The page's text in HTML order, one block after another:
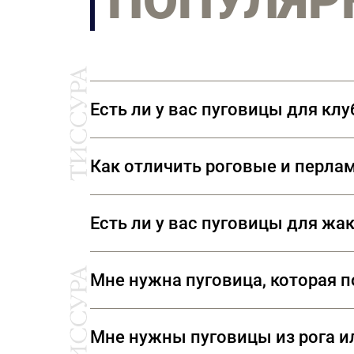
Есть ли у вас пуговицы для
символикой. Также вы можете
Как отличить роговые и
идеально идентичны. Натуральный
согреется. Перламутровые
Есть ли у вас пуговицы для
«Шанель», но и различную тесьму,
Мне нужна пуговица, которая
ювелирных изделий.
Мне нужны пуговицы из рога